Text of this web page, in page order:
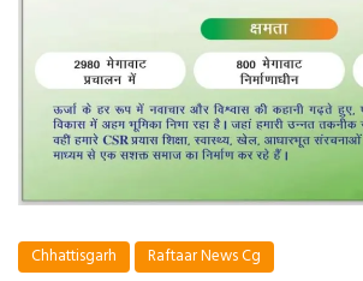
Chhattisgarh Raftaar News Cg